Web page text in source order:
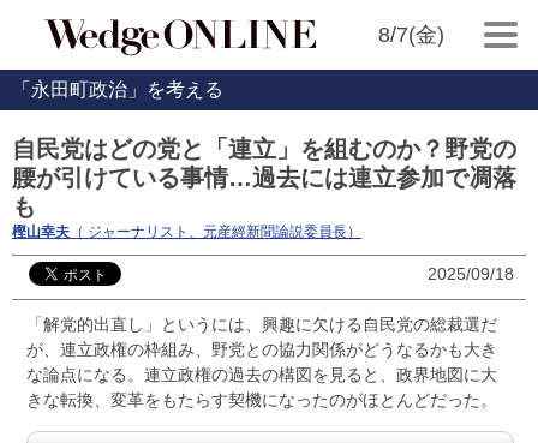
8/7(金)
「永田町政治」を考える
自民党はどの党と「連立」を組むのか？野党の
腰が引けている事情…過去には連立参加で凋落
も
樫山幸夫 （ ジャーナリスト、元産經新聞論説委員長）
2025/09/18
「解党的出直し」というには、興趣に欠ける自民党の総裁選だ
が、連立政権の枠組み、野党との協力関係がどうなるかも大き
な論点になる。連立政権の過去の構図を見ると、政界地図に大
きな転換、変革をもたらす契機になったのがほとんどだった。